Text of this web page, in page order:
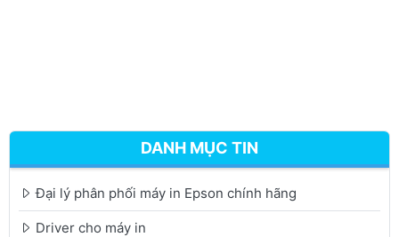
DANH MỤC TIN
Đại lý phân phối máy in Epson chính hãng
Driver cho máy in